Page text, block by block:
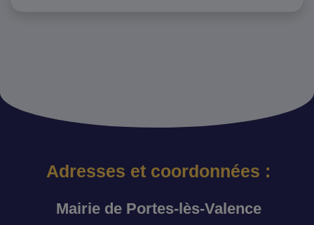
Adresses et coordonnées :
Mairie de Portes-lès-Valence